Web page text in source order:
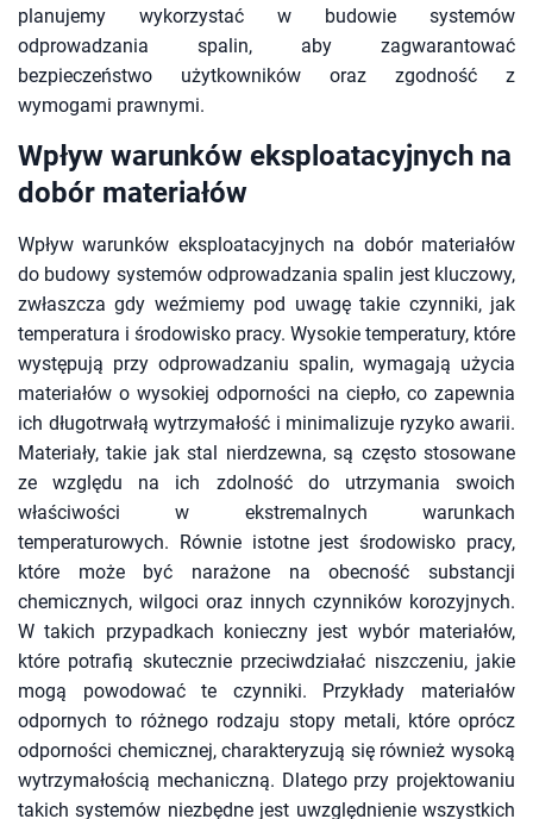
planujemy wykorzystać w budowie systemów
odprowadzania spalin, aby zagwarantować
bezpieczeństwo użytkowników oraz zgodność z
wymogami prawnymi.
Wpływ warunków eksploatacyjnych na
dobór materiałów
Wpływ warunków eksploatacyjnych na dobór materiałów
do budowy systemów odprowadzania spalin jest kluczowy,
zwłaszcza gdy weźmiemy pod uwagę takie czynniki, jak
temperatura i środowisko pracy. Wysokie temperatury, które
występują przy odprowadzaniu spalin, wymagają użycia
materiałów o wysokiej odporności na ciepło, co zapewnia
ich długotrwałą wytrzymałość i minimalizuje ryzyko awarii.
Materiały, takie jak stal nierdzewna, są często stosowane
ze względu na ich zdolność do utrzymania swoich
właściwości w ekstremalnych warunkach
temperaturowych. Równie istotne jest środowisko pracy,
które może być narażone na obecność substancji
chemicznych, wilgoci oraz innych czynników korozyjnych.
W takich przypadkach konieczny jest wybór materiałów,
które potrafią skutecznie przeciwdziałać niszczeniu, jakie
mogą powodować te czynniki. Przykłady materiałów
odpornych to różnego rodzaju stopy metali, które oprócz
odporności chemicznej, charakteryzują się również wysoką
wytrzymałością mechaniczną. Dlatego przy projektowaniu
takich systemów niezbędne jest uwzględnienie wszystkich